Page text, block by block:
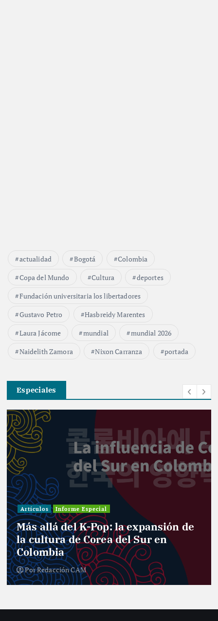
actualidad Bogotá
Colombia
Copa del Mundo
Cultura
deportes
Fundación universitaria los libertadores
Gustavo Petro
Hasbreidy Marentes
Laura Jácome
mundial
mundial 2026
Naidelith Zamora
Nixon Carranza portada
Especiales
Artículos Informe Especial
Más allá del K-Pop: la expansión de
la cultura de Corea del Sur en
Colombia
PorRedacción CAM